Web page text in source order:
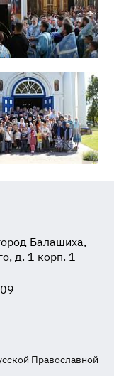
Балашиха,
д. 1 корп. 1
Православной